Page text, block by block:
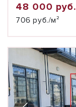
48 000 руб.
706 руб./м²